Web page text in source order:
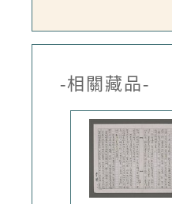
-相關藏品-